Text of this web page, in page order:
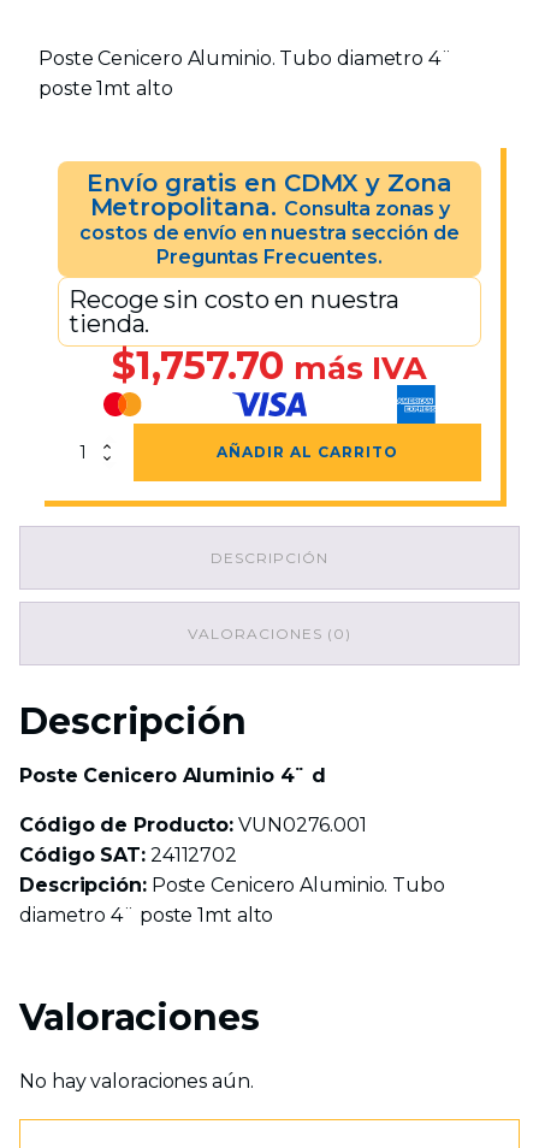
Poste Cenicero Aluminio. Tubo diametro 4¨
poste 1mt alto
Envío gratis en CDMX y Zona
Metropolitana. Consulta zonas y
costos de envío en nuestra sección de
Preguntas Frecuentes.
Recoge sin costo en nuestra
tienda.
$1,757.70 más IVA
Poste
Cenicero
4¨
AÑADIR AL CARRITO
DESCRIPCIÓN
VALORACIONES (0)
Descripción
Poste Cenicero Aluminio 4¨ d
Código de Producto: VUN0276.001
Código SAT:24112702
Descripción:Poste Cenicero Aluminio. Tubo
diametro 4¨ poste 1mt alto
Valoraciones
No hay valoraciones aún.